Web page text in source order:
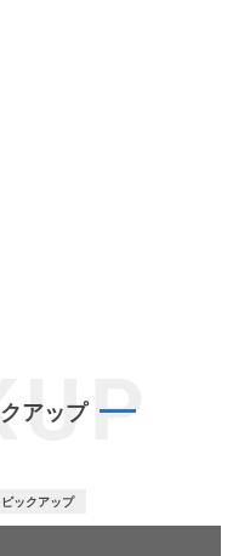
アップ
ピックアップ